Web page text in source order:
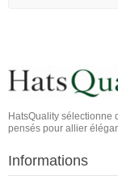
HatsQuality sélectionne
pensés pour allier
Informations